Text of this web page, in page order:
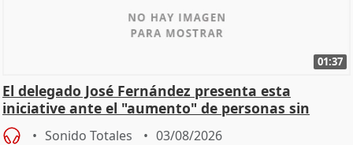
01:37
El delegado José Fernández presenta esta
iniciative ante el "aumento" de personas sin
hogar en Madri
Sonido Totales 03/08/2026